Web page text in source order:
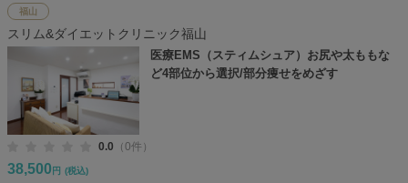
福山
スリム&ダイエットクリニック福山
医療EMS（スティムシュア）お尻や太ももな
ど4部位から選択/部分痩せをめざす
0.0 （0件）
38,500 円 (税込)